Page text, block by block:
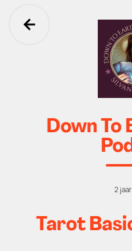
Ga terug
Down To
2
Tarot